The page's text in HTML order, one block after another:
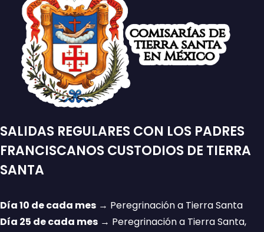
SALIDAS REGULARES CON LOS PADRES
FRANCISCANOS CUSTODIOS DE TIERRA
SANTA
Día 10 de cada mes → Peregrinación a Tierra Santa
Día 25 de cada mes → Peregrinación a Tierra Santa,